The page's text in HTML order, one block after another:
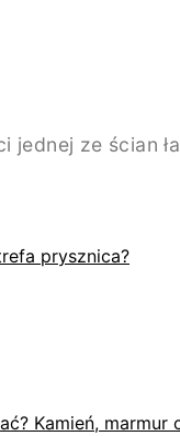
prysznica?
Kamień, marmur